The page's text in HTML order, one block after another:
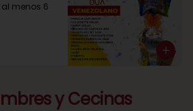
menos 6
y Cecinas